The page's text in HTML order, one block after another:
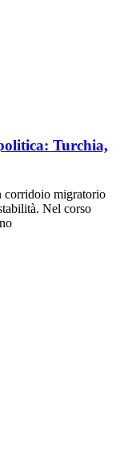
Turchia,
corridoio migratorio
Nel corso